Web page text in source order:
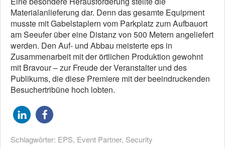
Materialanlieferung dar. Denn das gesamte Equipment
musste mit Gabelstaplern vom Parkplatz zum Aufbauort
am Seeufer über eine Distanz von 500 Metern angeliefert
werden. Den Auf- und Abbau meisterte eps in
Zusammenarbeit mit der örtlichen Produktion gewohnt
mit Bravour – zur Freude der Veranstalter und des
Publikums, die diese Premiere mit der beeindruckenden
Besuchertribüne hoch lobten.
Schlagwörter: EPS, Event Partner, Security